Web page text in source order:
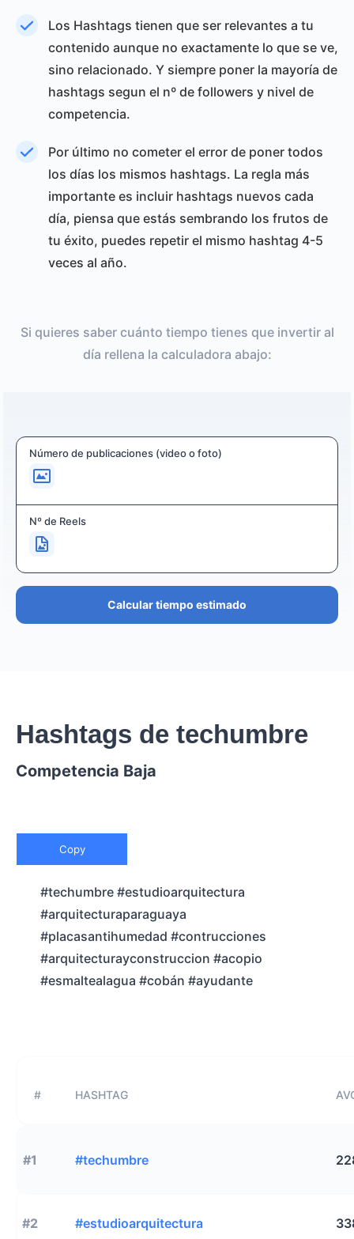
Los Hashtags tienen que ser relevantes a tu
contenido aunque no exactamente lo que se ve,
sino relacionado. Y siempre poner la mayoría de
hashtags segun el nº de followers y nivel de
competencia.
Por último no cometer el error de poner todos
los días los mismos hashtags. La regla más
importante es incluir hashtags nuevos cada
día, piensa que estás sembrando los frutos de
tu éxito, puedes repetir el mismo hashtag 4-5
veces al año.
Si quieres saber cuánto tiempo tienes que invertir al
día rellena la calculadora abajo:
Número de publicaciones (video o foto)
Nº de Reels
Calcular tiempo estimado
Hashtags de techumbre
Competencia Baja
Copy
#techumbre #estudioarquitectura
#arquitecturaparaguaya
#placasantihumedad #contrucciones
#arquitecturayconstruccion #acopio
#esmaltealagua #cobán #ayudante
# HASHTAG
#1 #techumbre
#2 #estudioarquitectura